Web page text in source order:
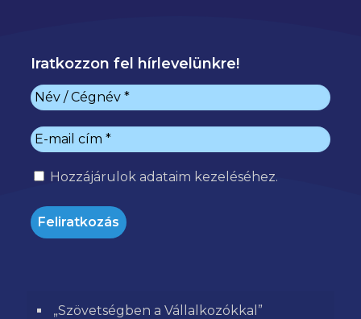
Iratkozzon fel hírlevelünkre!
Hozzájárulok adataim kezeléséhez.
„Szövetségben a Vállalkozókkal”